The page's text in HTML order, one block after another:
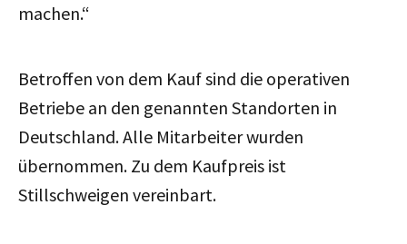
machen.“
Betroffen von dem Kauf sind die operativen
Betriebe an den genannten Standorten in
Deutschland. Alle Mitarbeiter wurden
übernommen. Zu dem Kaufpreis ist
Stillschweigen vereinbart.